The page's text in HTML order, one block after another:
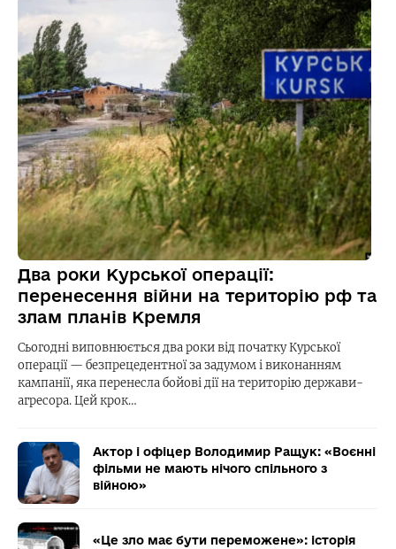
Два роки Курської операції:
перенесення війни на територію рф та
злам планів Кремля
Сьогодні виповнюється два роки від початку Курської
операції — безпрецедентної за задумом і виконанням
кампанії, яка перенесла бойові дії на територію держави-
агресора. Цей крок…
Актор і офіцер Володимир Ращук: «Воєнні
фільми не мають нічого спільного з
війною»
«Це зло має бути переможене»: історія